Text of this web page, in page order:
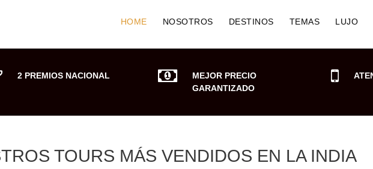
HOME NOSOTROS DESTINOS TEMAS LUJO
2 PREMIOS NACIONAL
MEJOR PRECIO
GARANTIZADO
TOURS MÁS VENDIDOS EN LA INDIA